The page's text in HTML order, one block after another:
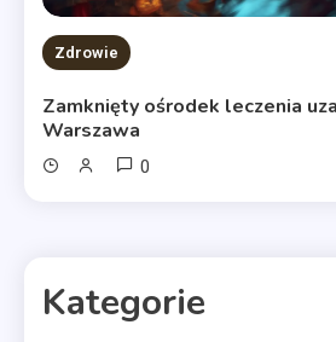
Zdrowie
Zamknięty ośrodek leczenia
Warszawa
0
Kategorie